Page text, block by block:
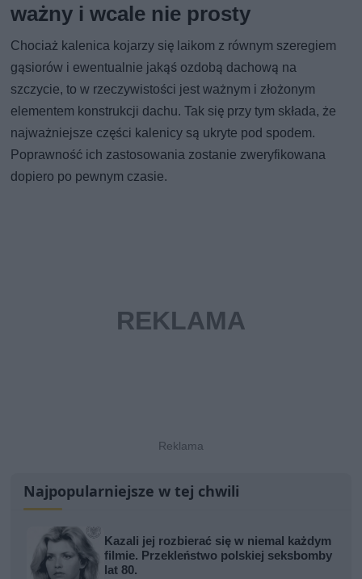
ważny i wcale nie prosty
Chociaż kalenica kojarzy się laikom z równym szeregiem
gąsiorów i ewentualnie jakąś ozdobą dachową na
szczycie, to w rzeczywistości jest ważnym i złożonym
elementem konstrukcji dachu. Tak się przy tym składa, że
najważniejsze części kalenicy są ukryte pod spodem.
Poprawność ich zastosowania zostanie zweryfikowana
dopiero po pewnym czasie.
Najpopularniejsze w tej chwili
Kazali jej rozbierać się w niemal każdym
filmie. Przekleństwo polskiej seksbomby
lat 80.